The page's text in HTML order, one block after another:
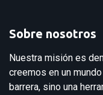
Sobre nosotros
Nuestra misión es
creemos en un
barrera, sino una